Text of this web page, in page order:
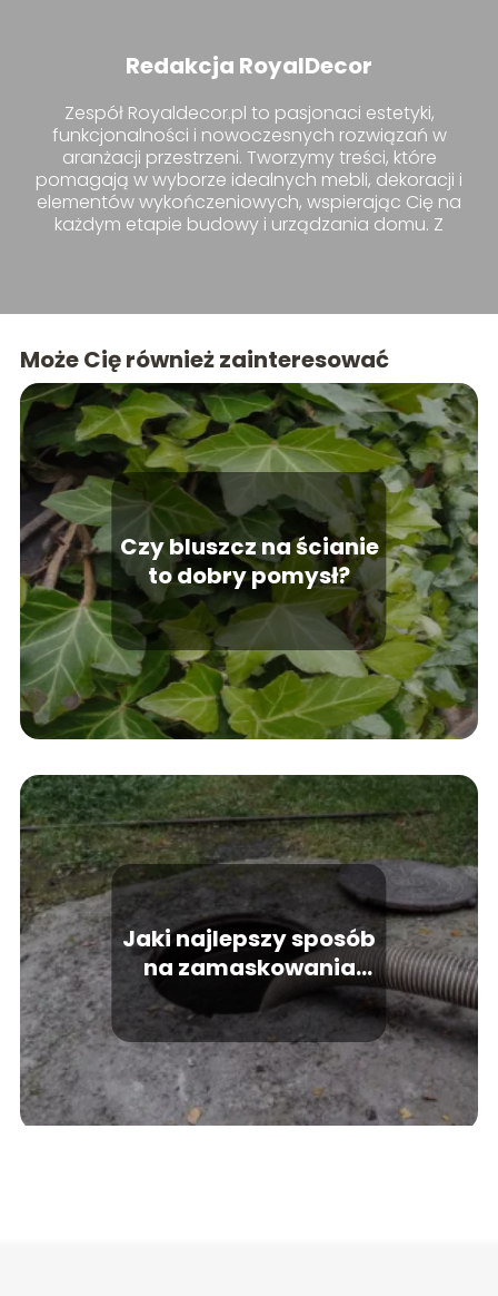
Redakcja RoyalDecor
Zespół Royaldecor.pl to pasjonaci estetyki,
funkcjonalności i nowoczesnych rozwiązań w
aranżacji przestrzeni. Tworzymy treści, które
pomagają w wyborze idealnych mebli, dekoracji i
elementów wykończeniowych, wspierając Cię na
każdym etapie budowy i urządzania domu. Z
Może Cię również zainteresować
Czy bluszcz na ścianie
to dobry pomysł?
Jaki najlepszy sposób
na zamaskowania
szamba w ogrodzie?